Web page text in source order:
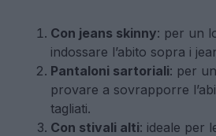
Con jeans skinny: per un
indossare l’abito sopra i
Pantaloni sartoriali: per
provare a sovrapporre
tagliati.
Con stivali alti: ideale per